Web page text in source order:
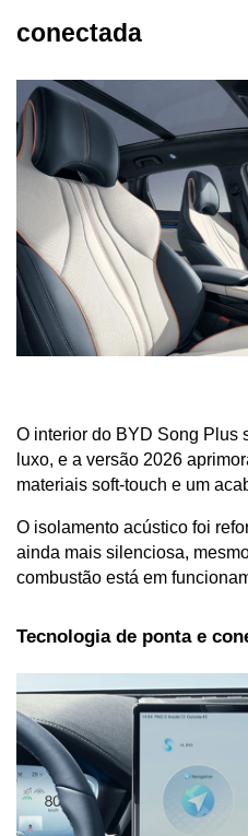
conectada
O interior do BYD Song Plus
luxo, e a versão 2026
materiais soft-touch e um
O isolamento acústico foi
ainda mais silenciosa,
combustão está em
Tecnologia de ponta e